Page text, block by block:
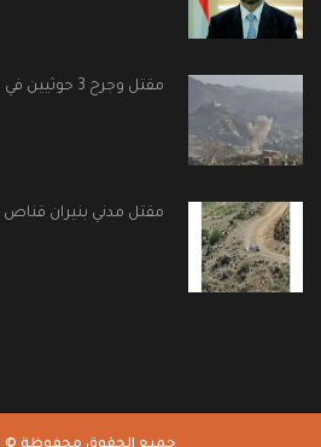
مقتل وجرح 3 حوثيين في اشتباكات غرب تعز
مقتل مدني بنيران قناص